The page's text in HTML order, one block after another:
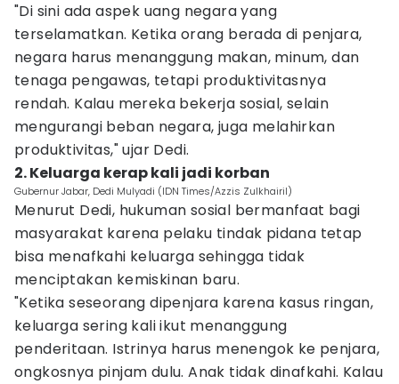
"Di sini ada aspek uang negara yang
terselamatkan. Ketika orang berada di penjara,
negara harus menanggung makan, minum, dan
tenaga pengawas, tetapi produktivitasnya
rendah. Kalau mereka bekerja sosial, selain
mengurangi beban negara, juga melahirkan
produktivitas," ujar Dedi.
2. Keluarga kerap kali jadi korban
Gubernur Jabar, Dedi Mulyadi (IDN Times/Azzis Zulkhairil)
Menurut Dedi, hukuman sosial bermanfaat bagi
masyarakat karena pelaku tindak pidana tetap
bisa menafkahi keluarga sehingga tidak
menciptakan kemiskinan baru.
"Ketika seseorang dipenjara karena kasus ringan,
keluarga sering kali ikut menanggung
penderitaan. Istrinya harus menengok ke penjara,
ongkosnya pinjam dulu. Anak tidak dinafkahi. Kalau